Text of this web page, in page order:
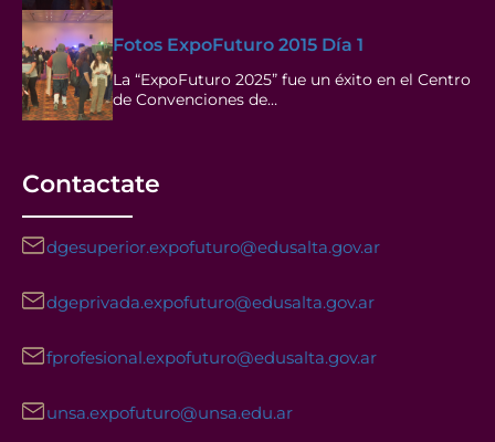
Fotos ExpoFuturo 2015 Día 1
La “ExpoFuturo 2025” fue un éxito en el Centro
de Convenciones de…
Contactate
dgesuperior.expofuturo@edusalta.gov.ar
dgeprivada.expofuturo@edusalta.gov.ar
fprofesional.expofuturo@edusalta.gov.ar
unsa.expofuturo@unsa.edu.ar